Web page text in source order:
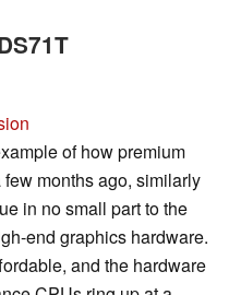
of how premium
months ago, similarly
in no small part to the
end graphics hardware.
and the hardware